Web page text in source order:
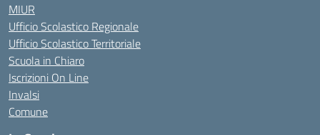
MIUR
Ufficio Scolastico Regionale
Ufficio Scolastico Territoriale
Scuola in Chiaro
Iscrizioni On Line
Invalsi
Comune